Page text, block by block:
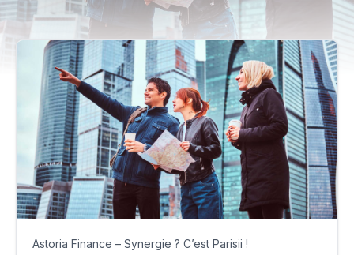
Astoria Finance – Synergie ? C’est Parisii !